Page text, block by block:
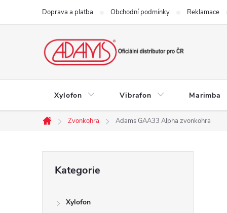
Doprava a platba Obchodní podmínky Reklamace
Xylofon Vibrafon Marimba
Domů
Zvonkohra Adams GAA33 Alpha zvonkohra
kategorie
Kategorie
Xylofon